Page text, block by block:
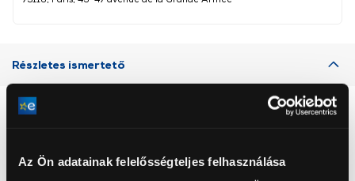
Az Ön adatainak felelősségteljes felhasználása
Részletes ismertető